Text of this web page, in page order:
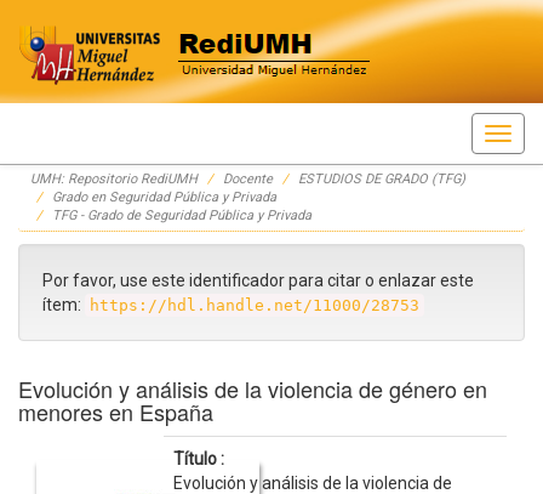
Skip
navigation
UMH: Repositorio RediUMH Docente
ESTUDIOS DE GRADO (TFG)
Grado en Seguridad Pública y Privada
TFG - Grado de Seguridad Pública y Privada
Por favor, use este identificador para citar o enlazar este
ítem:
https://hdl.handle.net/11000/28753
Evolución y análisis de la violencia de género en
menores en España
Título :
Evolución y análisis de la violencia de